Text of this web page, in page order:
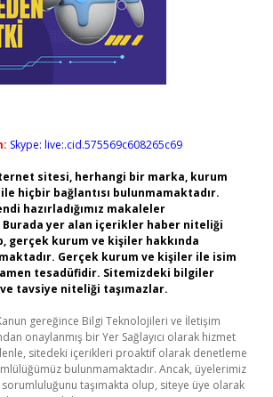
Skype: live:.cid.575569c608265c69
sitesi, herhangi bir marka, kurum
hiçbir bağlantısı bulunmamaktadır.
hazırladığımız makaleler
Burada yer alan içerikler haber niteliği
gerçek kurum ve kişiler hakkında
Gerçek kurum ve kişiler ile isim
tesadüfidir. Sitemizdeki bilgiler
tavsiye niteliği taşımazlar.
gereğince Bilgi Teknolojileri ve İletişim
onaylanmış bir Yer Sağlayıcı olarak hizmet
sitedeki içerikleri proaktif olarak denetleme
bulunmamaktadır. Ancak, üyelerimiz
sorumluluğunu taşımakta olup, siteye üye olarak